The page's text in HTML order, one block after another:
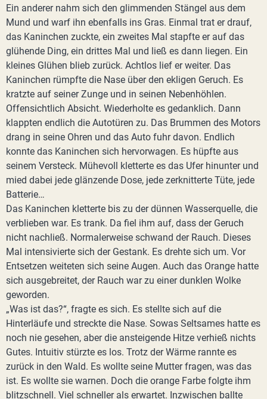
Ein anderer nahm sich den glimmenden Stängel aus dem
Mund und warf ihn ebenfalls ins Gras. Einmal trat er drauf,
das Kaninchen zuckte, ein zweites Mal stapfte er auf das
glühende Ding, ein drittes Mal und ließ es dann liegen. Ein
kleines Glühen blieb zurück. Achtlos lief er weiter. Das
Kaninchen rümpfte die Nase über den ekligen Geruch. Es
kratzte auf seiner Zunge und in seinen Nebenhöhlen.
Offensichtlich Absicht. Wiederholte es gedanklich. Dann
klappten endlich die Autotüren zu. Das Brummen des Motors
drang in seine Ohren und das Auto fuhr davon. Endlich
konnte das Kaninchen sich hervorwagen. Es hüpfte aus
seinem Versteck. Mühevoll kletterte es das Ufer hinunter und
mied dabei jede glänzende Dose, jede zerknitterte Tüte, jede
Batterie…
Das Kaninchen kletterte bis zu der dünnen Wasserquelle, die
verblieben war. Es trank. Da fiel ihm auf, dass der Geruch
nicht nachließ. Normalerweise schwand der Rauch. Dieses
Mal intensivierte sich der Gestank. Es drehte sich um. Vor
Entsetzen weiteten sich seine Augen. Auch das Orange hatte
sich ausgebreitet, der Rauch war zu einer dunklen Wolke
geworden.
„Was ist das?“, fragte es sich. Es stellte sich auf die
Hinterläufe und streckte die Nase. Sowas Seltsames hatte es
noch nie gesehen, aber die ansteigende Hitze verhieß nichts
Gutes. Intuitiv stürzte es los. Trotz der Wärme rannte es
zurück in den Wald. Es wollte seine Mutter fragen, was das
ist. Es wollte sie warnen. Doch die orange Farbe folgte ihm
blitzschnell. Viel schneller als erwartet. Inzwischen ballte